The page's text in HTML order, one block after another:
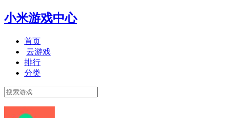
小米游戏中心
首页
云游戏
排行
分类